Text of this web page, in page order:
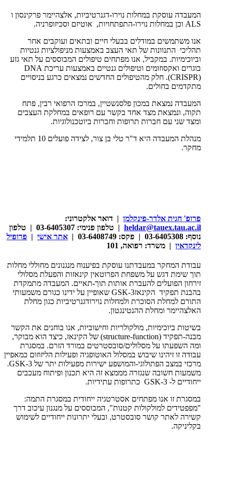
המעבדה עוסקת במחלות נוירו-דגנרטיביות, אלצהיימר פרקינסון ו
ALS וכן במחלות נוירו-התפתחויות, אוטיזם וסכיזופרניה.
אנו משתמשים במודלים בבעלי חיים ובתאים ועוקבים אחר
תהליכי התנוונות של תאי העצב באמצעות מניפולציות גנטיות
וביוכימיות. במקביל, אנו מפתחים טיפולים המבוססים על תאי גזע
בוגרים ואקסוזומים וטיפולים גנטיים באמצעות עריכת DNA
CRISPR)). חלק מהטיפולים החדשים נמצאים כרגע בניסויים
מתקדמים בחולים.
המעבדה נמצאת במכון פלסנשטיין, במרכז הרפואי רבין, פתח
תקוה, ונמצאת מצד אחד בקשר עם רופאים במחלקת העצבים
ומצד שני עם חברות תרופות וחברות ביוטכנולוגיות.
מנהלת המעבדה היא ד"ר טלי בן צור, לצידה פועלים 10
תלמידי
מחקר.
פרופ' חגית אלדר-פינקלמן | דואר אלקטרוני:
heldar@tauex.tau.ac.il
| טלפון פנימי: 03-6405307 | טלפון
נוסף: 03-6405308 | פקס: 03-6408749 |
אתר אישי | פרופיל
לינקדאין | משרד: רפואה, 101
עבודת המחקר במעבדתנו עוסקת בפיענוח מנגנונים מחוללי מחלות
תוך שימת דגש על משפחת הפרוטאין קינאזות והפעלת מסלולי
זירחון הפועלים להעברת אותות תוך-תאיים. המעבדה מתמקדת
בהבנת תפקיד הקינאזGSK-3 שאופיין על ידינו כגורם משמעותי
התורם למחלת הסוכרת ולמחלות נוירודגנרטיביות כגון מחלת
האלצהיימר ומחלת ההנטינגטון.
בשיטות ביוכימיות, מולקולריות וחישוביות, אנו בוחנים את הקשר
מבנה-תפקיד (structure-function) של הקינאז, כיצד הוא מבוקר,
ומה השפעתו על מסלולים/סובסטרטים במורד הזרם. במסגרת
עבודה זו זיהינו שיבוש במסלול האוטופגיה ופעילות הליזוזום כמאפיין
מרכזי במצב הפתולוגי-והמושפע ישירות מפעילות יתר של GSK-3.
משמעות חשובה שנגזרה מממצא זה היא תכנון ופיתוח מעכבים
ייחודיים ל- GSK-3 כתרופות עתידיות.
במסגרת זו אנו מפתחים אסטרטגיה ייחודית במסגרת התמה:
"מפפטידים למולקולות קטנות", המבוססים על מנגנון עיכוב דרך
קשירה לאתר קושר סובסטרט, ובעלי יתרונות ייחודיים לשימוש
בקליניקה.